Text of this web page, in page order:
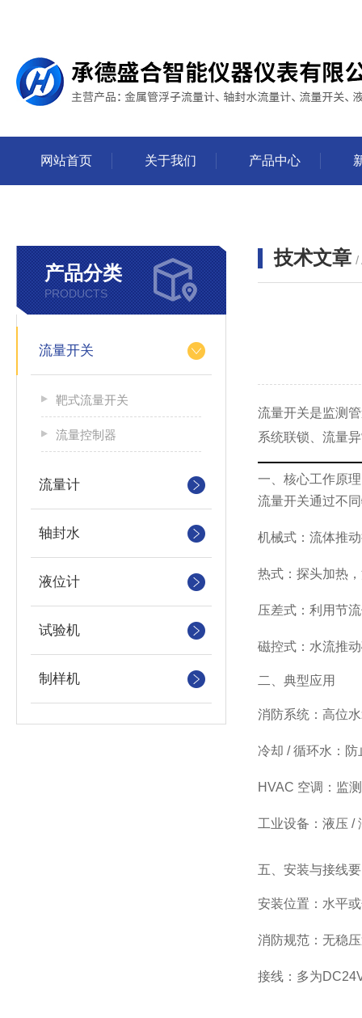
网站首页 关于我们 产品中心
产品分类
PRODUCTS
流量开关
靶式流量开关
流量控制器
流量计
轴封水
液位计
试验机
制样机
技术文章 /
流量开关是监测
系统联锁、流量
一、核心工作原理
流量开关通过不
机械式：流体推
热式：探头加热
压差式：利用节
磁控式：水流推
二、典型应用
消防系统：高位
冷却 / 循环水：
HVAC 空调：监
工业设备：液压 /
五、安装与接线
安装位置：水平
消防规范：无稳
接线：多为